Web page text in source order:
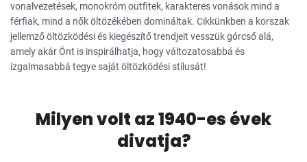
vonalvezetések, monokróm outfitek, karakteres vonások mind a
férfiak, mind a nők öltözékében domináltak. Cikkünkben a korszak
jellemző öltözködési és kiegészítő trendjeit vesszük górcső alá,
amely akár Önt is inspirálhatja, hogy változatosabbá és
izgalmasabbá tegye saját öltözködési stílusát!
Milyen volt az 1940-es évek
divatja?